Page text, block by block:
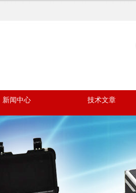
新闻中心 技术文章